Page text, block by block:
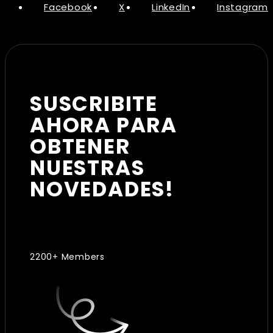
Facebook X LinkedIn Instagram
SUSCRIBITE
AHORA PARA
OBTENER
NUESTRAS
NOVEDADES!
2200+ Members